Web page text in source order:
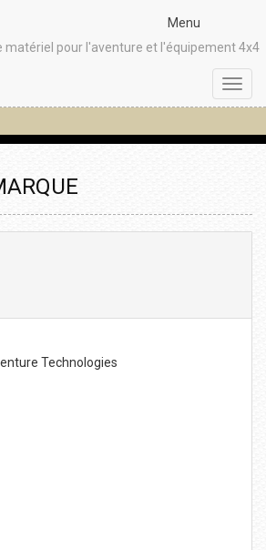
matériel pour l'aventure et l'équipement 4x4
Menu
Technologies